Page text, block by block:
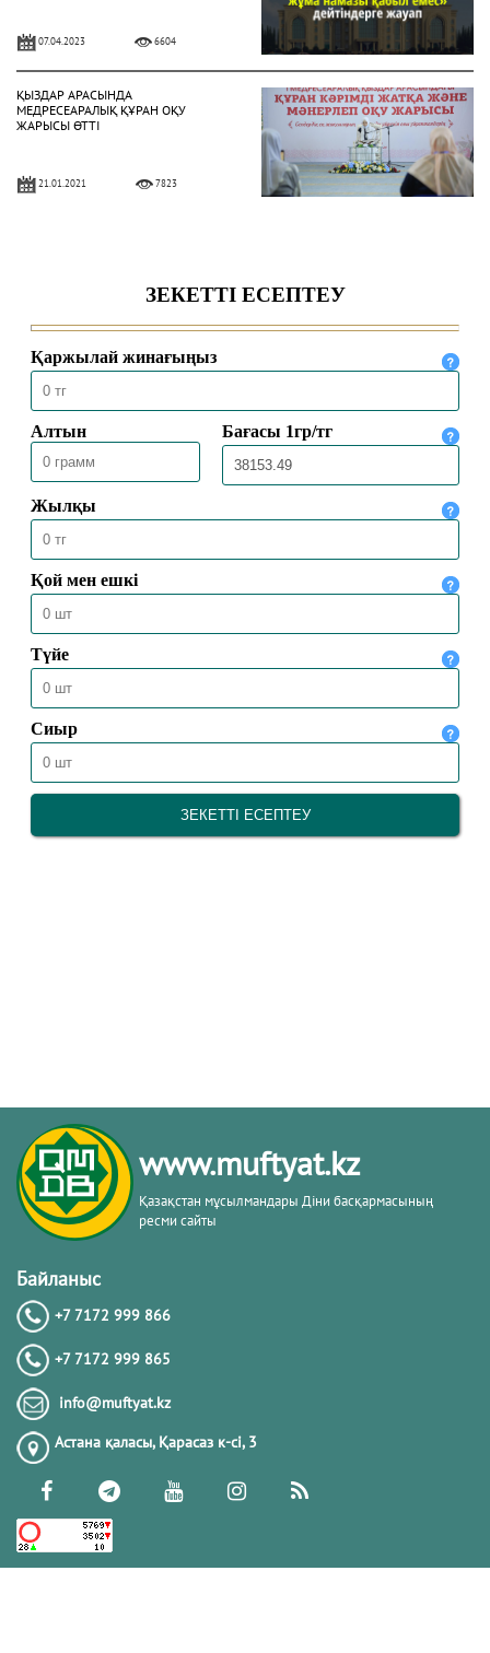
07.04.2023 6604
ҚЫЗДАР АРАСЫНДА
МЕДРЕСЕАРАЛЫҚ ҚҰРАН ОҚУ
ЖАРЫСЫ ӨТТІ
21.01.2021 7823
16.01.2021 6461
ҚМДБ: КЕҢЕЙТІЛГЕН ТӨРАЛҚА
МӘЖІЛІСІ ӨТТІ
13.01.2021
www.muftyat.kz
Қазақстан мұсылмандары Діни басқармасының
ресми сайты
Байланыс
+7 7172 999 866
+7 7172 999 865
info@muftyat.kz
Астана қаласы, Қарасаз к-сi, 3